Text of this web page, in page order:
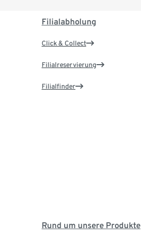
Filialabholung
Click & Collect
Filialreservierung
Filialfinder
Rund um unsere Produkte